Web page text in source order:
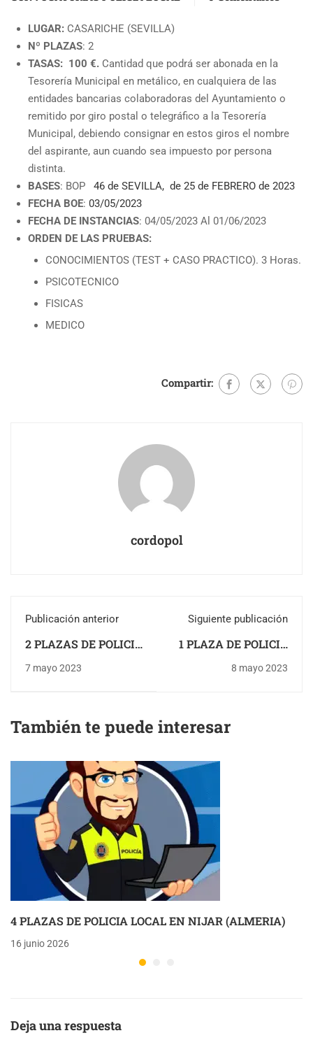
LUGAR: CASARICHE (SEVILLA)
Nº PLAZAS: 2
TASAS: 100 €. Cantidad que podrá ser abonada en la
Tesorería Municipal en metálico, en cualquiera de las
entidades bancarias colaboradoras del Ayuntamiento o
remitido por giro postal o telegráfico a la Tesorería
Municipal, debiendo consignar en estos giros el nombre
del aspirante, aun cuando sea impuesto por persona
distinta.
BASES: BOP
46 de SEVILLA, de 25 de FEBRERO de 2023
FECHA BOE: 03/05/2023
FECHA DE INSTANCIAS: 04/05/2023 Al 01/06/2023
ORDEN DE LAS PRUEBAS:
CONOCIMIENTOS (TEST + CASO PRACTICO). 3 Horas.
PSICOTECNICO
FISICAS
MEDICO
Compartir:
cordopol
Publicación anterior
2 PLAZAS DE POLICIA
LOCAL EN VALVERDE
7 mayo 2023
Siguiente publicación
1 PLAZA DE POLICIA
LOCAL EN BAZA
8 mayo 2023
También te puede interesar
4 PLAZAS DE POLICIA LOCAL EN NIJAR (ALMERIA)
16 junio 2026
Deja una respuesta